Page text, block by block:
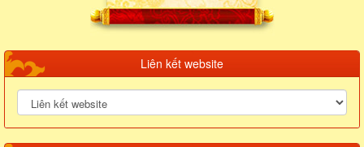
Liên kết website